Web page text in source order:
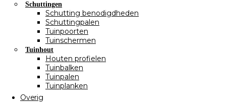
Schuttingen
Schutting benodigdheden
Schuttingpalen
Tuinpoorten
Tuinschermen
Tuinhout
Houten profielen
Tuinbalken
Tuinpalen
Tuinplanken
Overig